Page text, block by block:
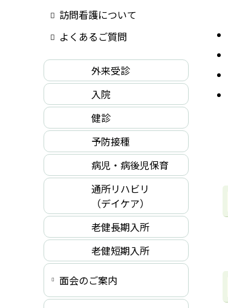
訪問看護について
よくあるご質問
外来受診
入院
健診
予防接種
病児・病後児保育
通所リハビリ
（デイケア）
老健長期入所
老健短期入所
面会のご案内